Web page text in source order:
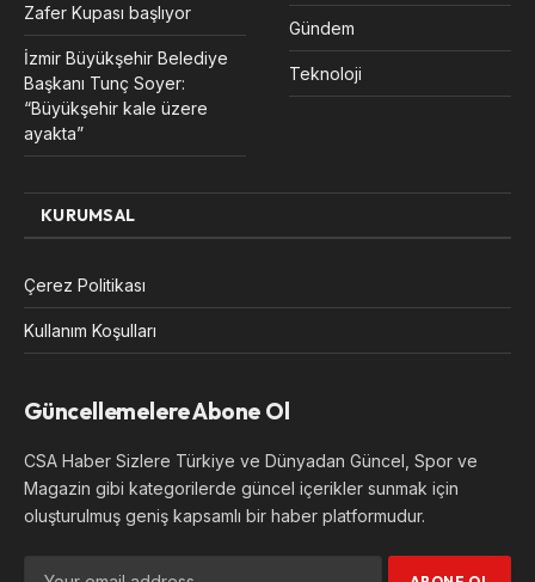
Zafer Kupası başlıyor
İzmir Büyükşehir Belediye
Başkanı Tunç Soyer:
“Büyükşehir kale üzere
ayakta”
Gündem
Teknoloji
KURUMSAL
Çerez Politikası
Kullanım Koşulları
Güncellemelere Abone Ol
CSA Haber Sizlere Türkiye ve Dünyadan Güncel, Spor ve
Magazin gibi kategorilerde güncel içerikler sunmak için
oluşturulmuş geniş kapsamlı bir haber platformudur.